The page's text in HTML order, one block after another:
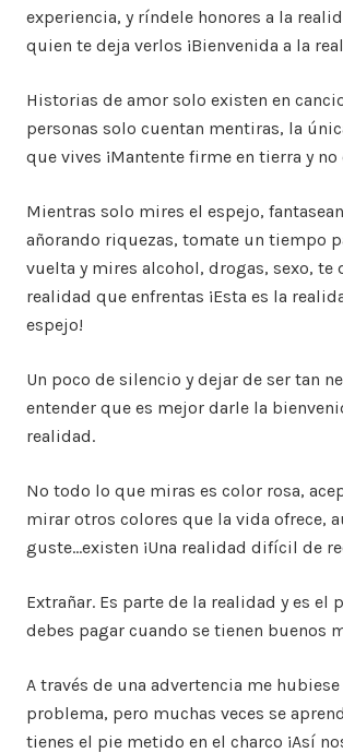
experiencia, y ríndele honores a la
quien te deja verlos ¡Bienvenida a la
Historias de amor solo existen en
personas solo cuentan mentiras, la
que vives ¡Mantente firme en tierra y no
Mientras solo mires el espejo,
añorando riquezas, tomate un tiempo
vuelta y mires alcohol, drogas, sexo, te
realidad que enfrentas ¡Esta es la
espejo!
Un poco de silencio y dejar de ser tan
entender que es mejor darle la
realidad.
No todo lo que miras es color rosa,
mirar otros colores que la vida ofrece,
guste…existen ¡Una realidad difícil de
Extrañar. Es parte de la realidad y es el
debes pagar cuando se tienen buenos
A través de una advertencia me
problema, pero muchas veces se
tienes el pie metido en el charco ¡Así